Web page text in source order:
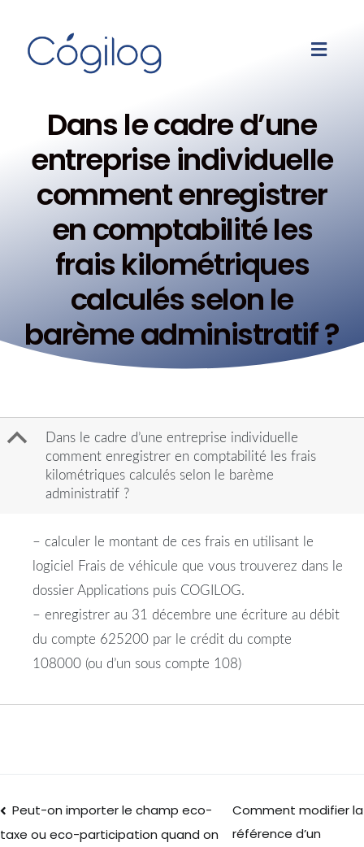
Dans le cadre d’une
entreprise individuelle
comment enregistrer
en comptabilité les
frais kilométriques
calculés selon le
barème administratif ?
B
Dans le cadre d’une entreprise individuelle
comment enregistrer en comptabilité les frais
kilométriques calculés selon le barème
administratif ?
– calculer le montant de ces frais en utilisant le
logiciel Frais de véhicule que vous trouverez dans le
dossier Applications puis COGILOG.
– enregistrer au 31 décembre une écriture au débit
du compte 625200 par le crédit du compte
108000 (ou d’un sous compte 108)
Peut-on importer le champ eco-
taxe ou eco-participation quand on
Comment modifier la
référence d’un